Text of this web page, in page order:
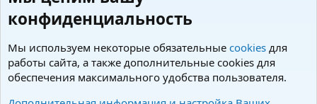
Пользователи
конфиденциальность
Мы используем некоторые обязательные cookies для
работы сайта, а также дополнительные cookies для
обеспечения максимального удобства пользователя.